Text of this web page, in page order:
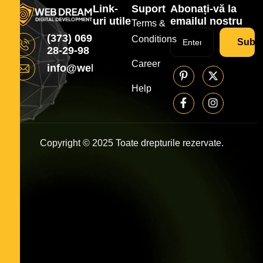
(373) 069
28-29-98
info@webdream.md
Link-
uri utile
Suport
Terms &
Conditions
Career
Help
Abonați-vă la
emailul nostru
Copyright © 2025 Toate drepturile rezervate.